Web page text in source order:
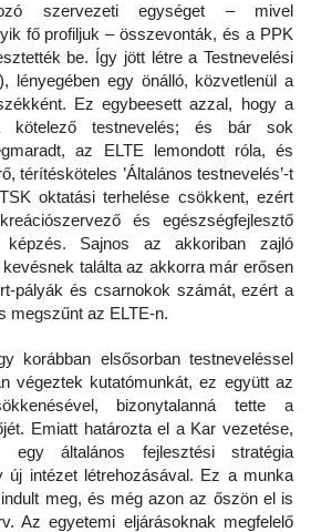
szervezeti egységet – mivel
fő profiljuk – összevonták, és a PPK
be. Így jött létre a Testnevelési
lényegében egy önálló, közvetlenül a
Ez egybeesett azzal, hogy a
kötelező testnevelés; és bár sok
az ELTE lemondott róla, és
térítésköteles ’Általános testnevelés’-t
oktatási terhelése csökkent, ezért
és egészségfejlesztő
Sajnos az akkoriban zajló
találta az akkorra már erősen
pályák és csarnokok számát, ezért a
megszűnt az ELTE-n.
korábban elsősorban testneveléssel
végeztek kutatómunkát, ez együtt az
bizonytalanná tette a
Emiatt határozta el a Kar vezetése,
egy általános fejlesztési stratégia
új intézet létrehozásával. Ez a munka
meg, és még azon az őszön el is
Az egyetemi eljárásoknak megfelelő